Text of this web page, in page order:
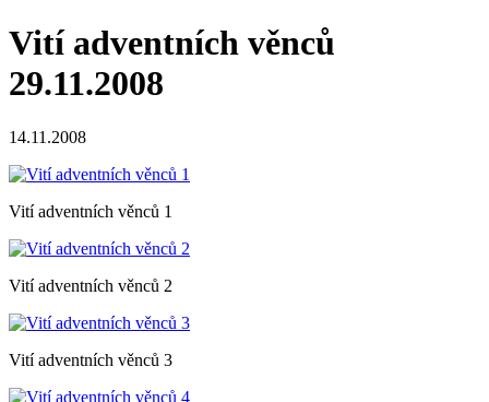
Vití adventních věnců
29.11.2008
14.11.2008
Vití adventních věnců 1
Vití adventních věnců 2
Vití adventních věnců 3